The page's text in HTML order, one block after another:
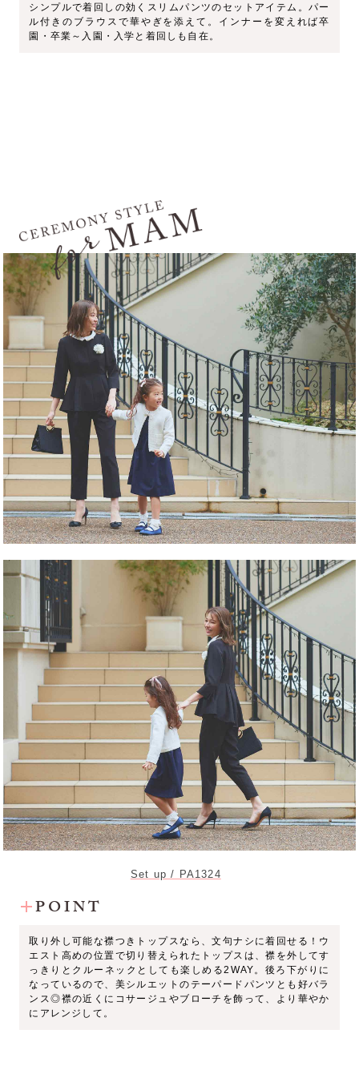
シンプルで着回しの効くスリムパンツのセットアイテム。パー
ル付きのブラウスで華やぎを添えて。インナーを変えれば卒
園・卒業～入園・入学と着回しも自在。
Set up / PA1324
POINT
取り外し可能な襟つきトップスなら、文句ナシに着回せる！ウ
エスト高めの位置で切り替えられたトップスは、襟を外してす
っきりとクルーネックとしても楽しめる2WAY。後ろ下がりに
なっているので、美シルエットのテーパードパンツとも好バラ
ンス◎襟の近くにコサージュやブローチを飾って、より華やか
にアレンジして。